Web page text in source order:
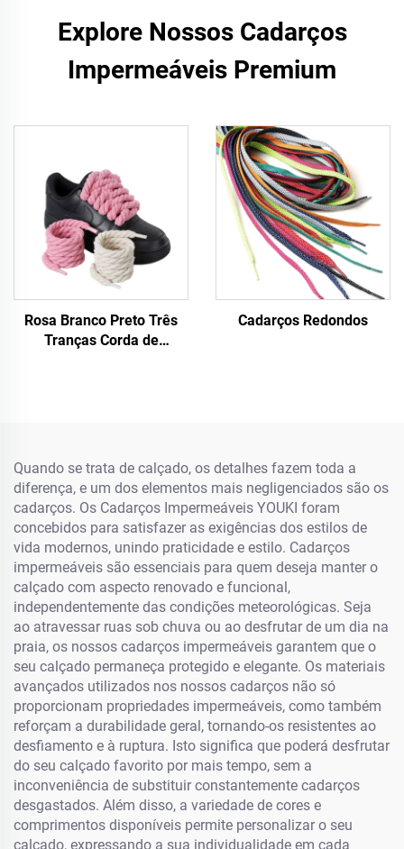
Explore Nossos Cadarços
Impermeáveis Premium
Rosa Branco Preto Três
Tranças Corda de
Cadarços Redondos
Quando se trata de calçado, os detalhes fazem toda a
diferença, e um dos elementos mais negligenciados são os
cadarços. Os Cadarços Impermeáveis YOUKI foram
concebidos para satisfazer as exigências dos estilos de
vida modernos, unindo praticidade e estilo. Cadarços
impermeáveis são essenciais para quem deseja manter o
calçado com aspecto renovado e funcional,
independentemente das condições meteorológicas. Seja
ao atravessar ruas sob chuva ou ao desfrutar de um dia na
praia, os nossos cadarços impermeáveis garantem que o
seu calçado permaneça protegido e elegante. Os materiais
avançados utilizados nos nossos cadarços não só
proporcionam propriedades impermeáveis, como também
reforçam a durabilidade geral, tornando-os resistentes ao
desfiamento e à ruptura. Isto significa que poderá desfrutar
do seu calçado favorito por mais tempo, sem a
inconveniência de substituir constantemente cadarços
desgastados. Além disso, a variedade de cores e
comprimentos disponíveis permite personalizar o seu
calçado, expressando a sua individualidade em cada